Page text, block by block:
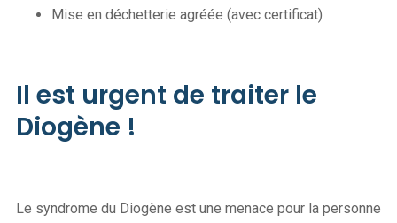
Mise en déchetterie agréée (avec certificat)
Il est urgent de traiter le
Diogène !
Le syndrome du Diogène est une menace pour la personne